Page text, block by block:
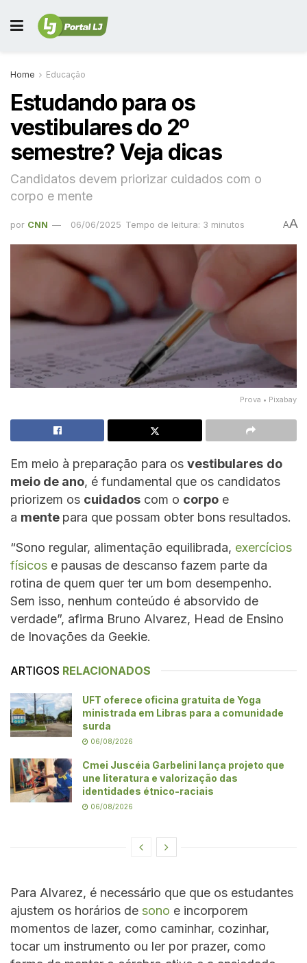
Home Educação
Estudando para os
vestibulares do 2º
semestre? Veja dicas
Candidatos devem priorizar cuidados com o
corpo e mente
por CNN 06/06/2025 Tempo de leitura: 3 minutos AA
Prova • Pixabay
Em meio à preparação para os vestibulares do
meio de ano, é fundamental que os candidatos
priorizem os cuidados com o corpo e
a mente para que possam obter bons resultados.
“Sono regular, alimentação equilibrada, exercícios
físicos e pausas de descanso fazem parte da
rotina de quem quer ter um bom desempenho.
Sem isso, nenhum conteúdo é absorvido de
verdade”, afirma Bruno Alvarez, Head de Ensino
de Inovações da Geekie.
ARTIGOS RELACIONADOS
UFT oferece oficina gratuita de Yoga
ministrada em Libras para a comunidade
surda
06/08/2026
Cmei Juscéia Garbelini lança projeto que
une literatura e valorização das
identidades étnico-raciais
06/08/2026
Para Alvarez, é necessário que que os estudantes
ajustem os horários de sono e incorporem
momentos de lazer, como caminhar, cozinhar,
tocar um instrumento ou ler por prazer, como